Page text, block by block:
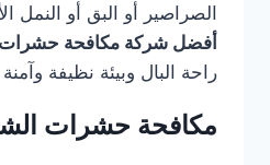
الصراصير أو البق أو النمل
أفضل شركة مكافحة حشرات
راحة البال وبيئة نظيفة
مكافحة حشرات